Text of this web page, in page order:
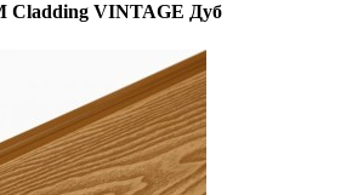
Cladding VINTAGE Дуб